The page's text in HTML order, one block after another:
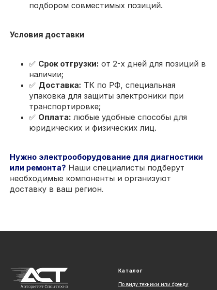
подбором совместимых позиций.
Условия доставки
✅ Срок отгрузки: от 2-х дней для позиций в
наличии;
✅ Доставка: ТК по РФ, специальная
упаковка для защиты электроники при
транспортировке;
✅ Оплата: любые удобные способы для
юридических и физических лиц.
Нужно электрооборудование для диагностики
или ремонта? Наши специалисты подберут
необходимые компоненты и организуют
доставку в ваш регион.
Каталог
По виду техники или бренду